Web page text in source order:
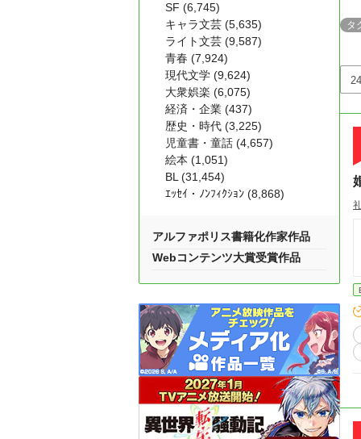
タ
SF (6,745)
キャラ文芸 (5,635)
ライト文芸 (9,587)
青春 (7,924)
現代文学 (9,624)
大衆娯楽 (6,075)
経済・企業 (437)
歴史・時代 (3,225)
児童書・童話 (4,657)
絵本 (1,051)
BL (31,454)
ｴｯｾｲ・ﾉﾝﾌｨｸｼｮﾝ (8,868)
アルファポリス書籍化作家作品
Webコンテンツ大賞受賞作品